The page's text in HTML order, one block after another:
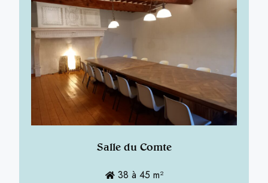
Salle du Comte
38 à 45 m²